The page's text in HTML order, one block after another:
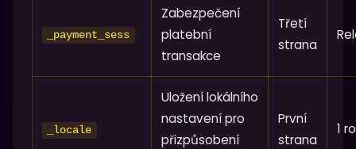
_payment_sess
Zabezpečení
platební
transakce
Třetí
strana
_locale
Uložení lokálního
nastavení pro
přizpůsobení
První
strana
1